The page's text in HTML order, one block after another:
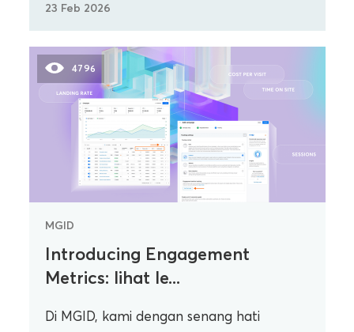
23 Feb 2026
4796
MGID
Introducing Engagement
Metrics: lihat le...
Di MGID, kami dengan senang hati